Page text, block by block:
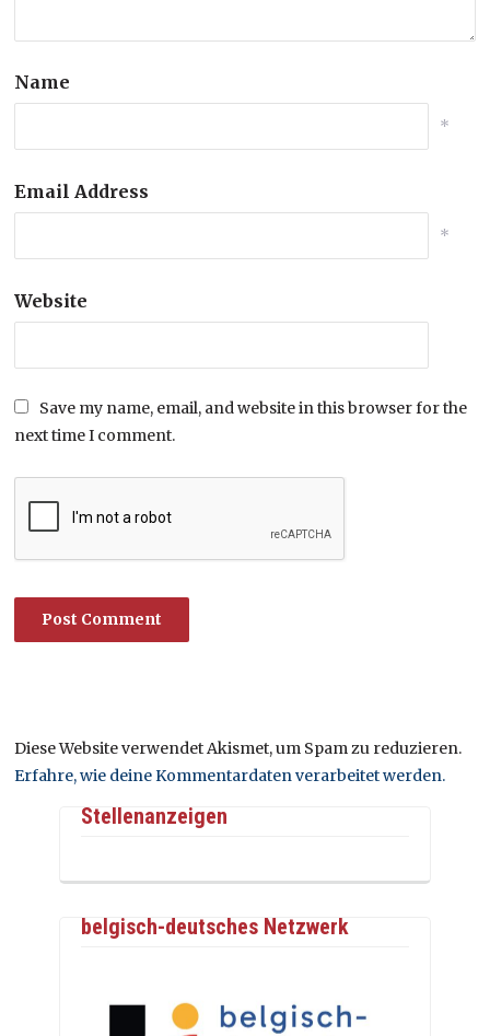
Name
*
Email Address
*
Website
Save my name, email, and website in this browser for the
next time I comment.
Diese Website verwendet Akismet, um Spam zu reduzieren.
Erfahre, wie deine Kommentardaten verarbeitet werden.
Stellenanzeigen
belgisch-deutsches Netzwerk